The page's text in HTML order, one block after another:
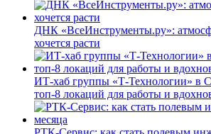
ДНК «ВсеИнструменты.ру»:
хочется расти
ИТ-хаб группы «Т-Технологии» в
топ-8 локаций для работы и